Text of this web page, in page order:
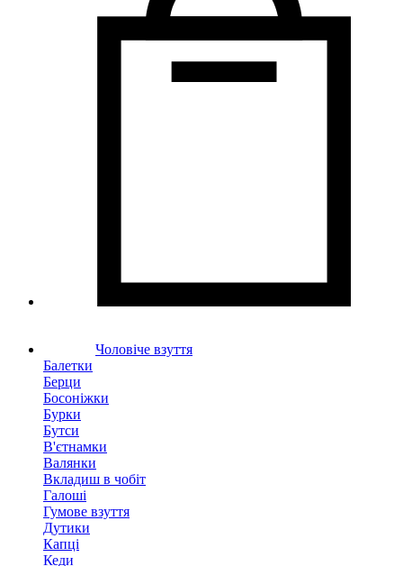
Чоловіче взуття
Балетки
Берци
Босоніжки
Бурки
Бутси
В'єтнамки
Валянки
Вкладиш в чобіт
Галоші
Гумове взуття
Дутики
Капці
Кеди